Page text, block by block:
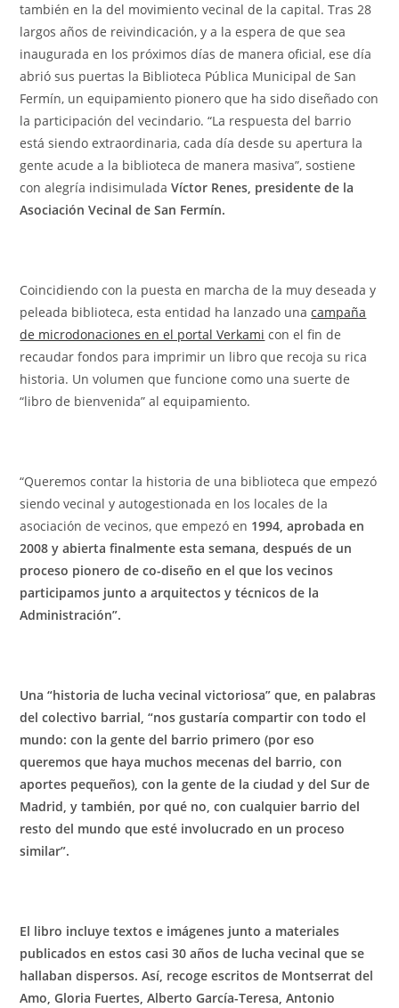
también en la del movimiento vecinal de la capital. Tras 28
largos años de reivindicación, y a la espera de que sea
inaugurada en los próximos días de manera oficial, ese día
abrió sus puertas la Biblioteca Pública Municipal de San
Fermín, un equipamiento pionero que ha sido diseñado con
la participación del vecindario. “La respuesta del barrio
está siendo extraordinaria, cada día desde su apertura la
gente acude a la biblioteca de manera masiva”, sostiene
con alegría indisimuladaVíctor Renes, presidente de la
Asociación Vecinal de San Fermín.
Coincidiendo con la puesta en marcha de la muy deseada y
peleada biblioteca, esta entidad ha lanzado unacampaña
de microdonaciones en el portal Verkami con el fin de
recaudar fondos para imprimir un libro que recoja su rica
historia. Un volumen que funcione como una suerte de
“libro de bienvenida” al equipamiento.
“Queremos contar la historia de una biblioteca que empezó
siendo vecinal y autogestionada en los locales de la
asociación de vecinos, que empezó en 1994, aprobada en
2008 y abierta finalmente esta semana, después de un
proceso pionero de co-diseño en el que los vecinos
participamos junto a arquitectos y técnicos de la
Administración”.
Una “historia de lucha vecinal victoriosa” que, en palabras
del colectivo barrial, “nos gustaría compartir con todo el
mundo: con la gente del barrio primero (por eso
queremos que haya muchos mecenas del barrio, con
aportes pequeños), con la gente de la ciudad y del Sur de
Madrid, y también, por qué no, con cualquier barrio del
resto del mundo que esté involucrado en un proceso
similar”.
El libro incluye textos e imágenes junto a materiales
publicados en estos casi 30 años de lucha vecinal que se
hallaban dispersos. Así, recoge escritos de Montserrat del
Amo, Gloria Fuertes, Alberto García-Teresa, Antonio